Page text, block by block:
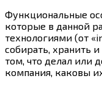
Функциональные
которые в данной
технологиями (от
собирать, хранить
том, что делал или
компания, каковы